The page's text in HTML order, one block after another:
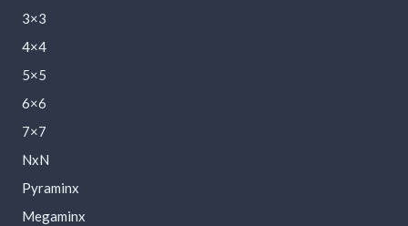
3×3
4×4
5×5
6×6
7×7
NxN
Pyraminx
Megaminx